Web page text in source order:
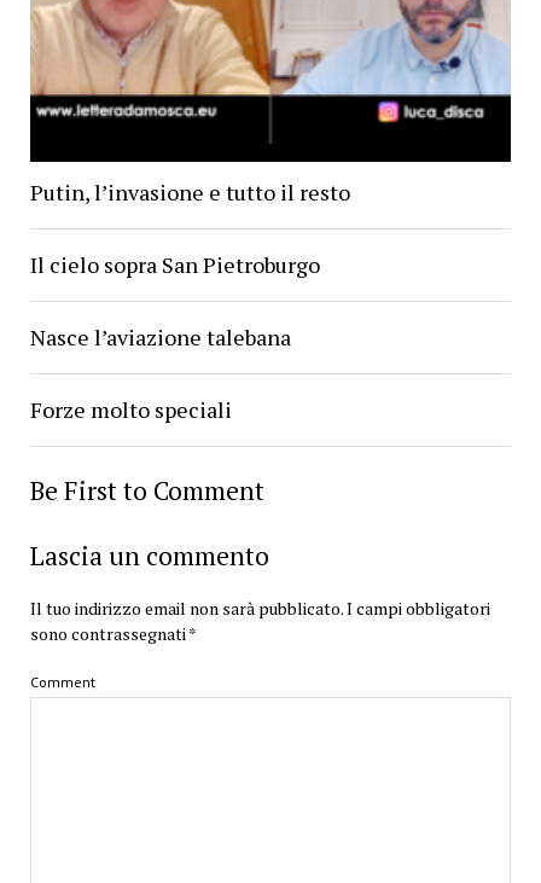
Putin, l’invasione e tutto il resto
Il cielo sopra San Pietroburgo
Nasce l’aviazione talebana
Forze molto speciali
Be First to Comment
Lascia un commento
Il tuo indirizzo email non sarà pubblicato.I campi obbligatori
sono contrassegnati*
Comment